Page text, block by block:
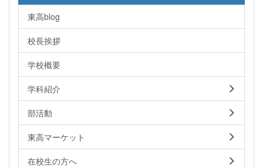
東高blog
校長挨拶
学校概要
学科紹介
部活動
東高マーケット
在校生の方へ